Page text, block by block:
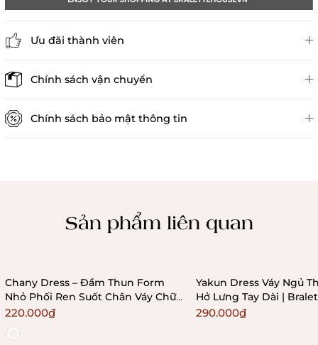
Ưu đãi thành viên
Chính sách vận chuyển
Chính sách bảo mật thông tin
Sản phẩm liên quan
Chany Dress – Đầm Thun Form
Nhỏ Phối Ren Suốt Chân Váy Chữ
A Ôm Sát Bralettehousevn
220.000₫
Yakun Dress Váy Ngủ
Hở Lưng Tay Dài |
290.000₫